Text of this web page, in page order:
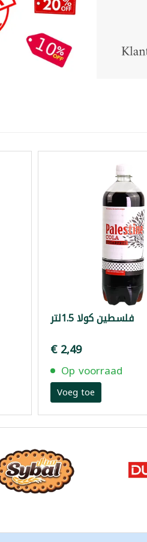
فلسطين كولا 1.5لتر
€ 2,49
Op voorraad
Voeg toe